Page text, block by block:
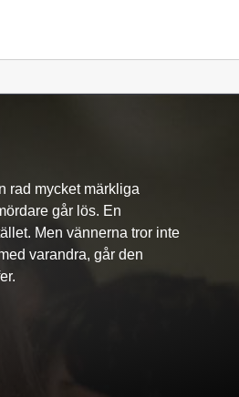
rad mycket märkliga
går lös. En
Men vännerna tror inte
varandra, går den